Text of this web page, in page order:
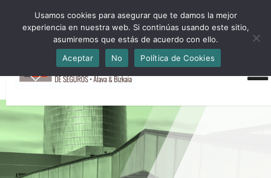
HORARIO INVIERNO Lun-Jue 09:00-16:30 Vier 9:00-14:00
administracion@cmsab.eus 94.442.43.43 Móvil y Whatsapp
688.889.170
Usamos cookies para asegurar que te damos la mejor
experiencia en nuestra web. Si continúas usando este sitio,
asumiremos que estás de acuerdo con ello.
Aceptar
No Política de Cookies